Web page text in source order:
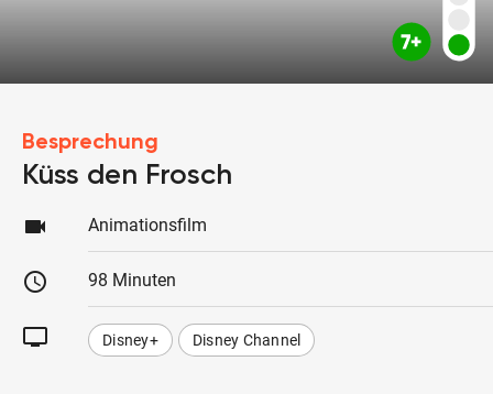
Besprechung
Küss den Frosch
videocam Animationsfilm
schedule 98 Minuten
tv Disney+ Disney Channel